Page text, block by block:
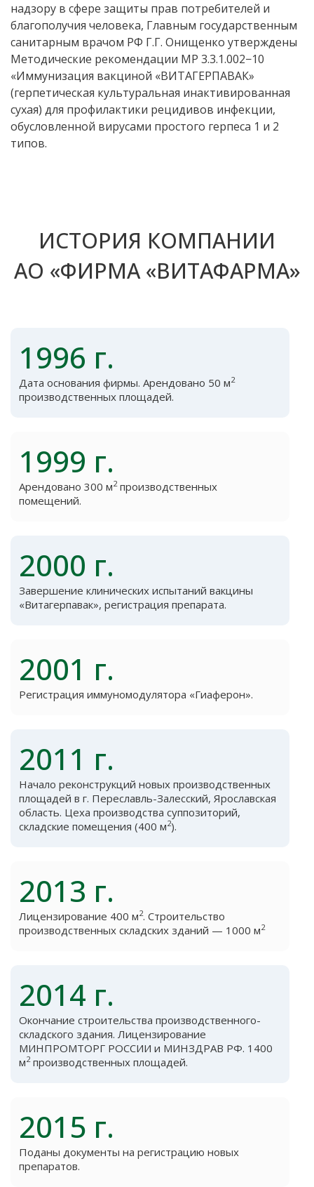
надзору в сфере защиты прав потребителей и
благополучия человека, Главным государственным
санитарным врачом РФ Г.Г. Онищенко утверждены
Методические рекомендации МР 3.3.1.002−10
«Иммунизация вакциной «ВИТАГЕРПАВАК»
(герпетическая культуральная инактивированная
сухая) для профилактики рецидивов инфекции,
обусловленной вирусами простого герпеса 1 и 2
типов.
ИСТОРИЯ КОМПАНИИ
АО «ФИРМА «ВИТАФАРМА»
1996 г.
Дата основания фирмы. Арендовано 50 м2
производственных площадей.
1999 г.
Арендовано 300 м2производственных
помещений.
2000 г.
Завершение клинических испытаний вакцины
«Витагерпавак», регистрация препарата.
2001 г.
Регистрация иммуномодулятора «Гиаферон».
2011 г.
Начало реконструкций новых производственных
площадей в г. Переславль-Залесский, Ярославская
область. Цеха производства суппозиторий,
складские помещения (400 м2).
2013 г.
Лицензирование 400 м2. Строительство
производственных складских зданий — 1000 м2
2014 г.
Окончание строительства производственного-
складского здания. Лицензирование
МИНПРОМТОРГ РОССИИ и МИНЗДРАВ РФ. 1400
м2производственных площадей.
2015 г.
Поданы документы на регистрацию новых
препаратов.